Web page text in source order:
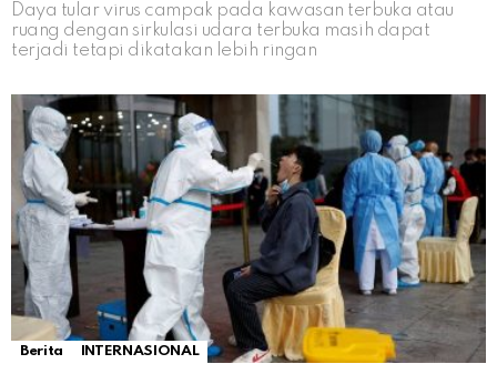
Daya tular virus campak pada kawasan terbuka atau
ruang dengan sirkulasi udara terbuka masih dapat
terjadi tetapi dikatakan lebih ringan
Berita INTERNASIONAL